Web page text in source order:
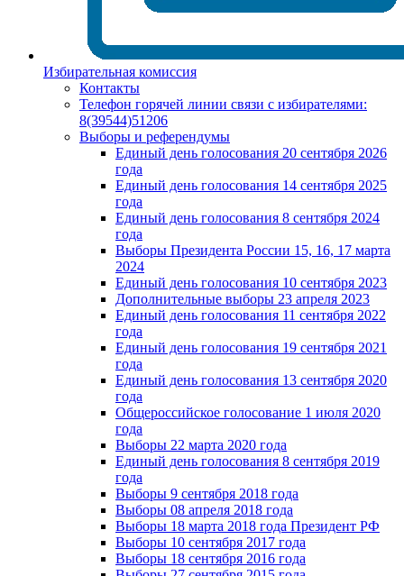
Избирательная комиссия
Контакты
Телефон горячей линии связи с избирателями:
8(39544)51206
Выборы и референдумы
Единый день голосования 20 сентября 2026
года
Единый день голосования 14 сентября 2025
года
Единый день голосования 8 сентября 2024
года
Выборы Президента России 15, 16, 17 марта
2024
Единый день голосования 10 сентября 2023
Дополнительные выборы 23 апреля 2023
Единый день голосования 11 сентября 2022
года
Единый день голосования 19 сентября 2021
года
Единый день голосования 13 сентября 2020
года
Общероссийское голосование 1 июля 2020
года
Выборы 22 марта 2020 года
Единый день голосования 8 сентября 2019
года
Выборы 9 сентября 2018 года
Выборы 08 апреля 2018 года
Выборы 18 марта 2018 года Президент РФ
Выборы 10 сентября 2017 года
Выборы 18 сентября 2016 года